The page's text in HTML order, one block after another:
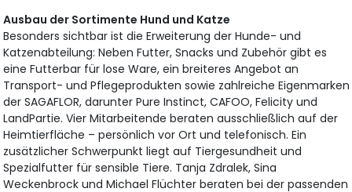
Ausbau der Sortimente Hund und Katze
Besonders sichtbar ist die Erweiterung der Hunde- und
Katzenabteilung: Neben Futter, Snacks und Zubehör gibt es
eine Futterbar für lose Ware, ein breiteres Angebot an
Transport- und Pflegeprodukten sowie zahlreiche Eigenmarken
der SAGAFLOR, darunter Pure Instinct, CAFOO, Felicity und
LandPartie. Vier Mitarbeitende beraten ausschließlich auf der
Heimtierfläche – persönlich vor Ort und telefonisch. Ein
zusätzlicher Schwerpunkt liegt auf Tiergesundheit und
Spezialfutter für sensible Tiere. Tanja Zdralek, Sina
Weckenbrock und Michael Flüchter beraten bei der passenden